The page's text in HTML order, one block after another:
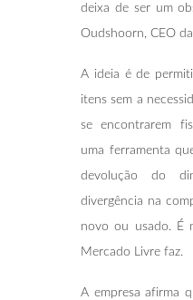
deixa de ser um
Oudshoorn, CEO
A ideia é de
itens sem a
se encontrarem
uma ferramenta
devolução do
divergência na
novo ou usado. É
Mercado Livre faz.
A empresa afirma